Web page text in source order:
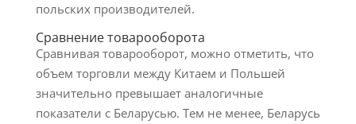
польских производителей.
Сравнение товарооборота
Сравнивая товарооборот, можно отметить, что
объем торговли между Китаем и Польшей
значительно превышает аналогичные
показатели с Беларусью. Тем не менее, Беларусь